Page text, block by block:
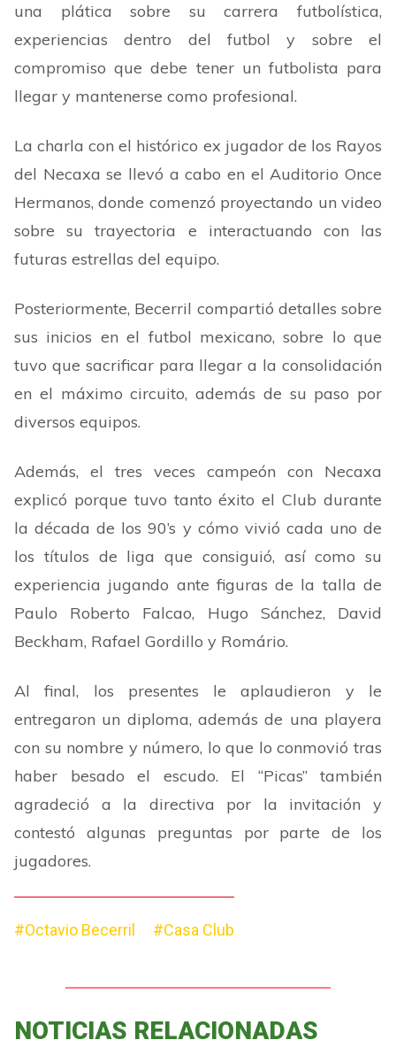
una plática sobre su carrera futbolística,
experiencias dentro del futbol y sobre el
compromiso que debe tener un futbolista para
llegar y mantenerse como profesional.
La charla con el histórico ex jugador de los Rayos
del Necaxa se llevó a cabo en el Auditorio Once
Hermanos, donde comenzó proyectando un video
sobre su trayectoria e interactuando con las
futuras estrellas del equipo.
Posteriormente, Becerril compartió detalles sobre
sus inicios en el futbol mexicano, sobre lo que
tuvo que sacrificar para llegar a la consolidación
en el máximo circuito, además de su paso por
diversos equipos.
Además, el tres veces campeón con Necaxa
explicó porque tuvo tanto éxito el Club durante
la década de los 90’s y cómo vivió cada uno de
los títulos de liga que consiguió, así como su
experiencia jugando ante figuras de la talla de
Paulo Roberto Falcao, Hugo Sánchez, David
Beckham, Rafael Gordillo y Romário.
Al final, los presentes le aplaudieron y le
entregaron un diploma, además de una playera
con su nombre y número, lo que lo conmovió tras
haber besado el escudo. El “Picas” también
agradeció a la directiva por la invitación y
contestó algunas preguntas por parte de los
jugadores.
#Octavio Becerril #Casa Club
NOTICIAS RELACIONADAS